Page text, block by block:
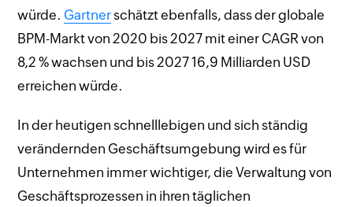
würde. Gartner schätzt ebenfalls, dass der globale
BPM-Markt von 2020 bis 2027 mit einer CAGR von
8,2 % wachsen und bis 2027 16,9 Milliarden USD
erreichen würde.
In der heutigen schnelllebigen und sich ständig
verändernden Geschäftsumgebung wird es für
Unternehmen immer wichtiger, die Verwaltung von
Geschäftsprozessen in ihren täglichen